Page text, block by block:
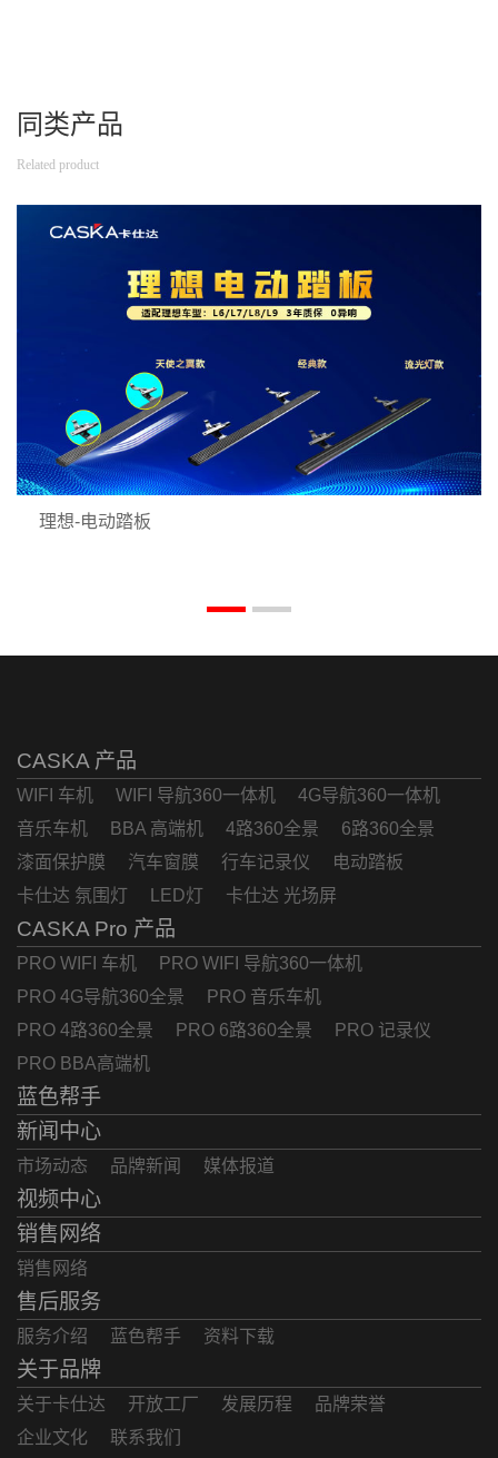
同类产品
Related product
理想-电动踏板
CASKA 产品
WIFI 车机 WIFI 导航360一体机
4G导航360一体机
音乐车机
BBA 高端机 4路360全景
6路360全景
漆面保护膜
汽车窗膜 行车记录仪
电动踏板
卡仕达 氛围灯
LED灯 卡仕达 光场屏
CASKA Pro 产品
PRO WIFI 车机
PRO WIFI 导航360一体机
PRO 4G导航360全景
PRO 音乐车机
PRO 4路360全景
PRO 6路360全景
PRO 记录仪
PRO BBA高端机
蓝色帮手
新闻中心
市场动态 品牌新闻 媒体报道
视频中心
销售网络
销售网络
售后服务
服务介绍 蓝色帮手 资料下载
关于品牌
关于卡仕达 开放工厂 发展历程
品牌荣誉
企业文化
联系我们